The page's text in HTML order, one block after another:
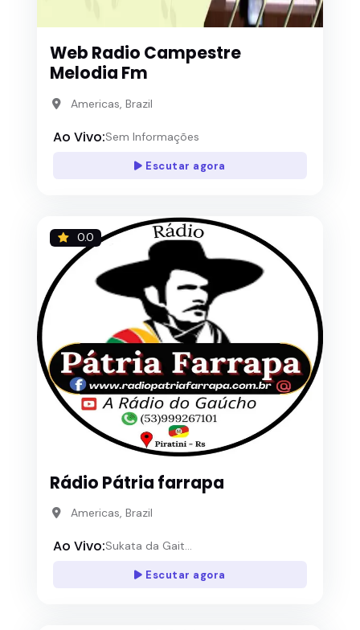
Web Radio Campestre
Melodia Fm
Americas, Brazil
Ao Vivo:Sem Informações
Escutar agora
0.0
Rádio Pátria farrapa
Americas, Brazil
Ao Vivo:Sukata da Gait...
Escutar agora